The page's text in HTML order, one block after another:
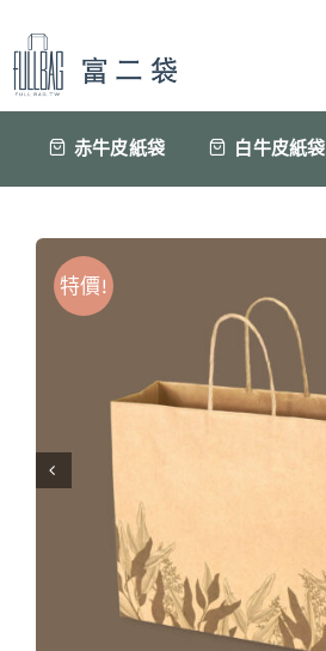
to
content
公版紙袋
材質色樣
聯絡我們
赤牛皮紙袋 白牛皮紙袋
特價!